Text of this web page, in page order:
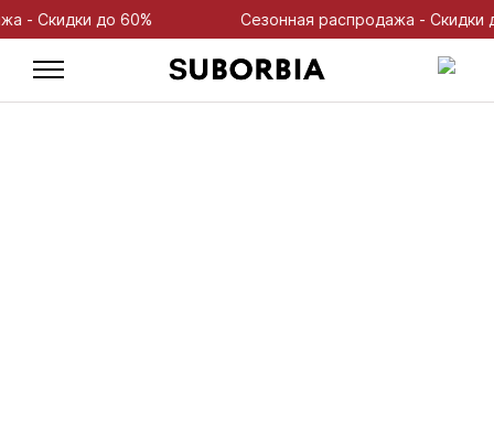
Скидки до 60% Сезонная распродажа - Скидки до